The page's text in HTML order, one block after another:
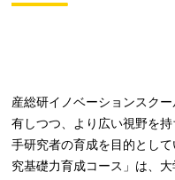
産総研イノベーションスク
有しつつ、より広い視野を
手研究者の育成を目的とし
究基礎力育成コース」は、